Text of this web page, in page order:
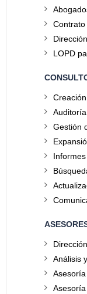
LOPD
Gestión
Análisis